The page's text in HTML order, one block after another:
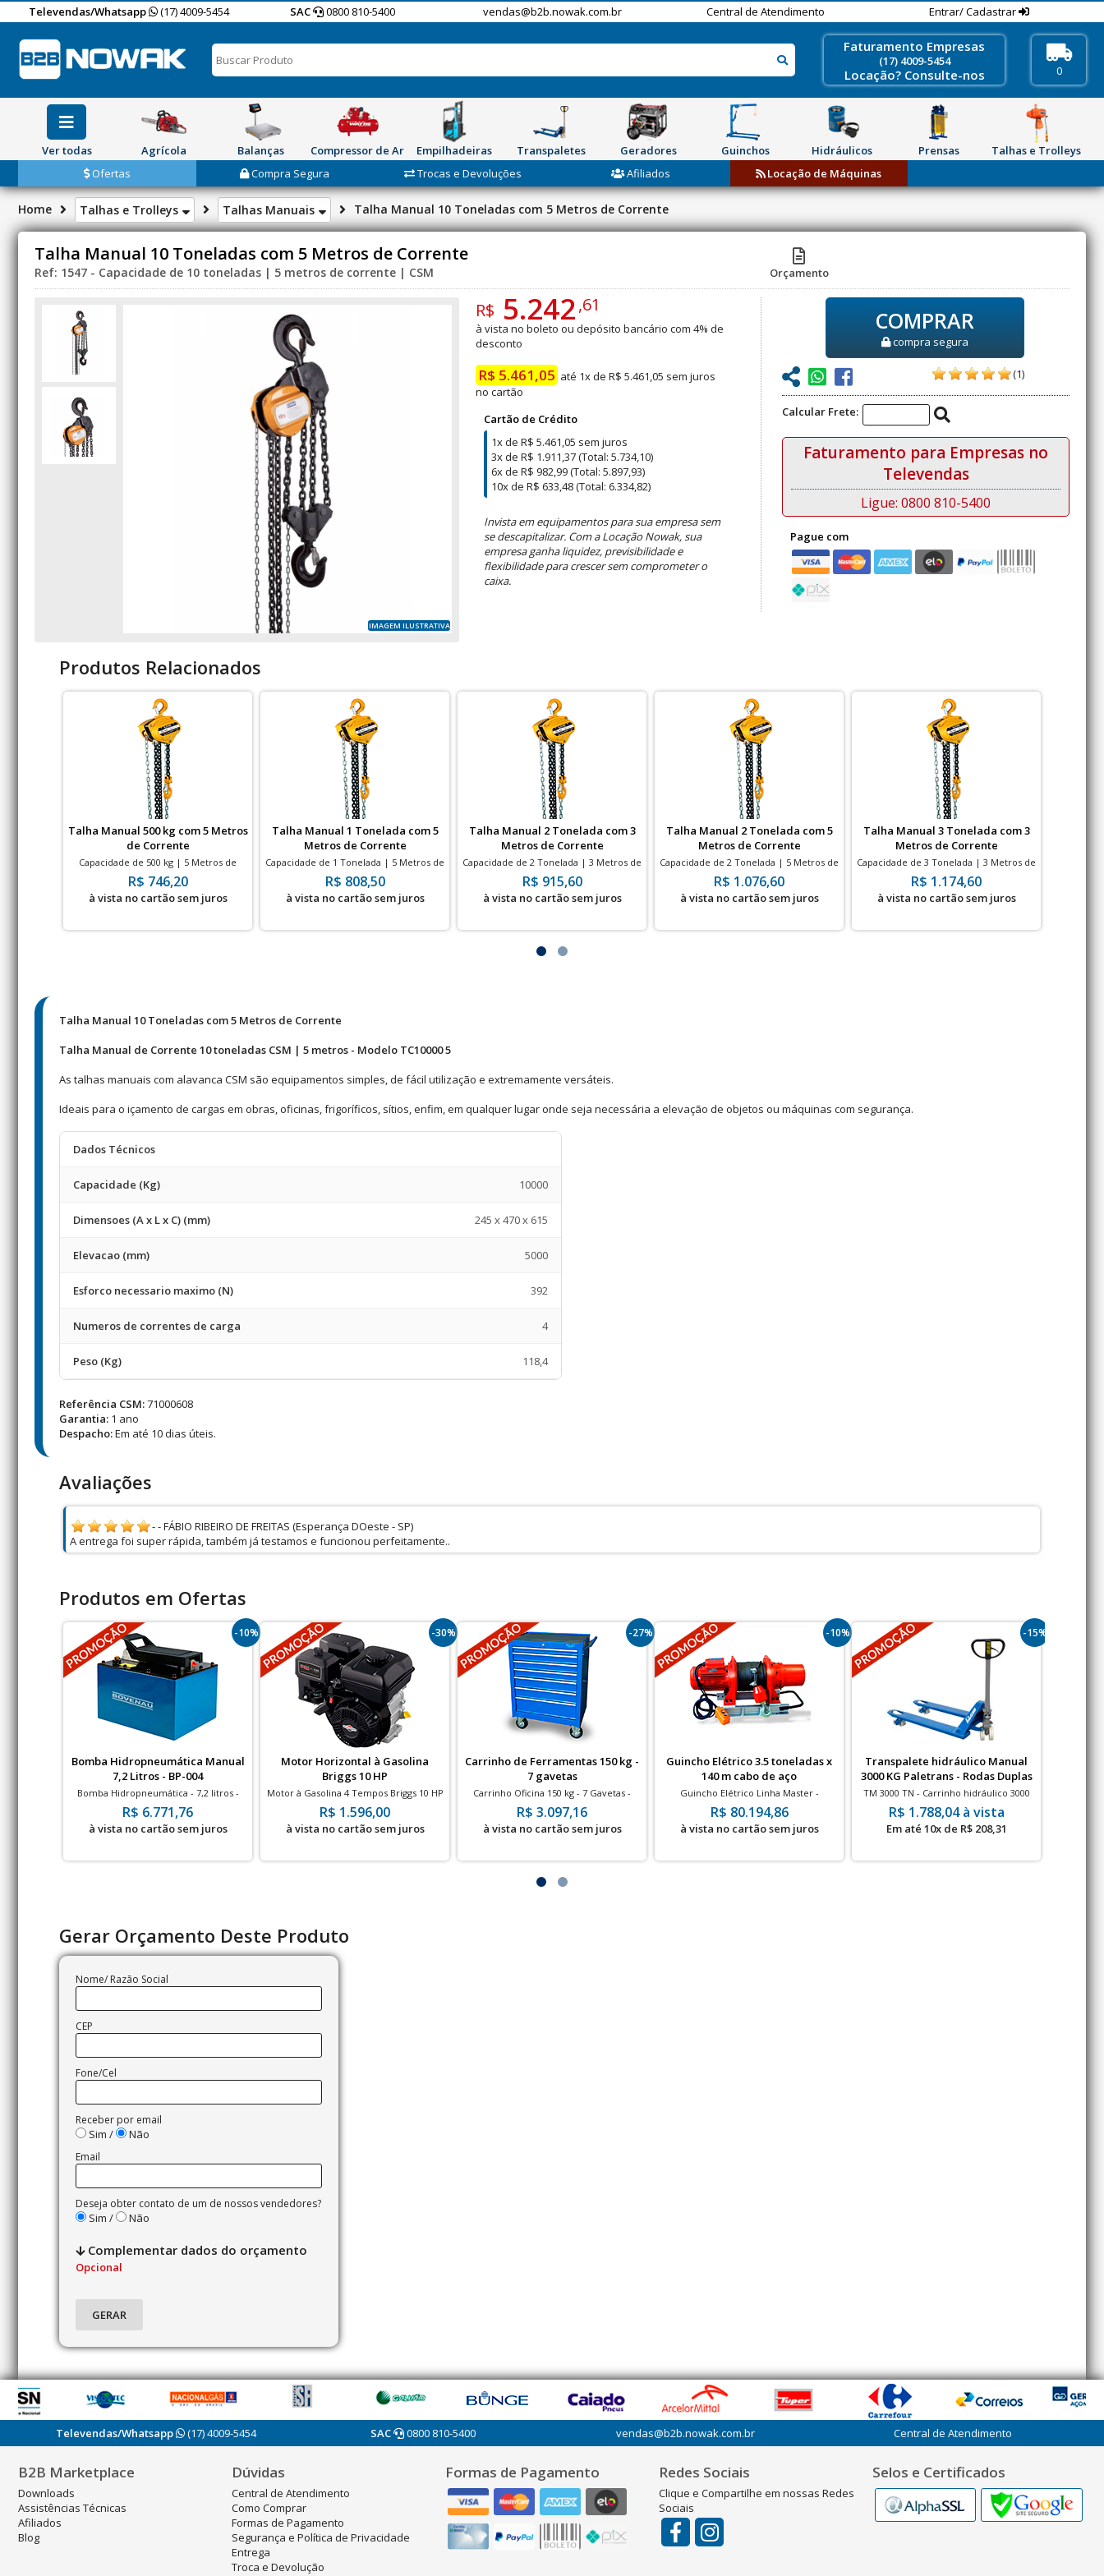
Televendas/Whatsapp (17) 4009-5454 SAC 0800 810-5400 vendas@b2b.nowak.com.br Central de Atendimento Entrar/ Cadastrar
Faturamento Empresas
(17) 4009-5454
Locação? Consulte-nos 0
Ver todas Agrícola Balanças Compressor de Ar Empilhadeiras Transpaletes Geradores Guinchos Hidráulicos Prensas
Talhas e Trolleys
Ofertas
Compra Segura Trocas e Devoluções Afiliados Locação de Máquinas
Home Talhas e Trolleys Talhas Manuais Talha Manual 10 Toneladas com 5 Metros de Corrente
Talha Manual 10 Toneladas com 5 Metros de Corrente
Ref: 1547 - Capacidade de 10 toneladas | 5 metros de corrente | CSM Orçamento
IMAGEM ILUSTRATIVA
R$ 5.242,61
à vista no boleto ou depósito bancário com 4% de
desconto
R$ 5.461,05 até 1x de R$ 5.461,05 sem juros
no cartão
Cartão de Crédito
1x de R$ 5.461,05 sem juros
3x de R$ 1.911,37 (Total: 5.734,10)
6x de R$ 982,99 (Total: 5.897,93)
10x de R$ 633,48 (Total: 6.334,82)
Invista em equipamentos para sua empresa sem
se descapitalizar. Com a Locação Nowak, sua
empresa ganha liquidez, previsibilidade e
flexibilidade para crescer sem comprometer o
caixa.
COMPRAR
compra segura
(1)
Calcular Frete:
Faturamento para Empresas no
Televendas
Ligue: 0800 810-5400
Pague com
Produtos Relacionados
Talha Manual 500 kg com 5 Metros
de Corrente
Capacidade de 500 kg | 5 Metros de
Corrente
R$ 746,20
à vista no cartão sem juros
Talha Manual 1 Tonelada com 5
Metros de Corrente
Capacidade de 1 Tonelada | 5 Metros de
Corrente
R$ 808,50
à vista no cartão sem juros
Talha Manual 2 Tonelada com 3
Metros de Corrente
Capacidade de 2 Tonelada | 3 Metros de
Corrente
R$ 915,60
à vista no cartão sem juros
Talha Manual 2 Tonelada com 5
Metros de Corrente
Capacidade de 2 Tonelada | 5 Metros de
Corrente
R$ 1.076,60
à vista no cartão sem juros
Talha Manual 3 Tonelada com 3
Metros de Corrente
Capacidade de 3 Tonelada | 3 Metros de
Corrente
R$ 1.174,60
à vista no cartão sem juros
Talha Manual 10 Toneladas com 5 Metros de Corrente
Talha Manual de Corrente 10 toneladas CSM | 5 metros - Modelo TC10000 5
As talhas manuais com alavanca CSM são equipamentos simples, de fácil utilização e extremamente versáteis.
Ideais para o içamento de cargas em obras, oficinas, frigoríficos, sítios, enfim, em qualquer lugar onde seja necessária a elevação de objetos ou máquinas com segurança.
Dados Técnicos
Capacidade (Kg) 10000
Dimensoes (A x L x C) (mm) 245 x 470 x 615
Elevacao (mm) 5000
Esforco necessario maximo (N) 392
Numeros de correntes de carga 4
Peso (Kg) 118,4
Referência CSM:71000608
Garantia: 1 ano
Despacho:Em até 10 dias úteis.
Avaliações
- - FÁBIO RIBEIRO DE FREITAS (Esperança DOeste - SP)
A entrega foi super rápida, também já testamos e funcionou perfeitamente..
Produtos em Ofertas
-10%
Bomba Hidropneumática Manual
7,2 Litros - BP-004
Bomba Hidropneumática - 7,2 litros -
700bar
R$ 6.771,76
à vista no cartão sem juros
-30%
Motor Horizontal à Gasolina
Briggs 10 HP
Motor à Gasolina 4 Tempos Briggs 10 HP
| 1 Cilindro | Partida Manual
R$ 1.596,00
à vista no cartão sem juros
-27%
Carrinho de Ferramentas 150 kg -
7 gavetas
Carrinho Oficina 150 kg - 7 Gavetas -
Puxador lateral - Rodas 5"
R$ 3.097,16
à vista no cartão sem juros
-10%
Guincho Elétrico 3.5 toneladas x
140 m cabo de aço
Guincho Elétrico Linha Master -
Capacidade de carga de até 3500 kg
R$ 80.194,86
à vista no cartão sem juros
-15%
Transpalete hidráulico Manual
3000 KG Paletrans - Rodas Duplas
Nylon
TM 3000 TN - Carrinho hidráulico 3000
KG - Rodas Duplas (tandem) Nylon
R$ 1.788,04 à vista
Em até 10x de R$ 208,31
Gerar Orçamento Deste Produto
Nome/ Razão Social
CEP
Fone/Cel
Receber por email
Sim / Não
Email
Deseja obter contato de um de nossos vendedores?
Sim / Não
Complementar dados do orçamento
Opcional
Televendas/Whatsapp (17) 4009-5454 SAC 0800 810-5400 vendas@b2b.nowak.com.br Central de Atendimento
B2B Marketplace
Downloads
Assistências Técnicas
Afiliados
Blog
Dúvidas
Central de Atendimento
Como Comprar
Formas de Pagamento
Segurança e Política de Privacidade
Entrega
Troca e Devolução
Formas de Pagamento Redes Sociais
Clique e Compartilhe em nossas Redes
Sociais
Selos e Certificados